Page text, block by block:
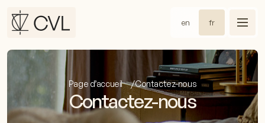
en fr
Page d’accueil Contactez-nous
Contactez-nous